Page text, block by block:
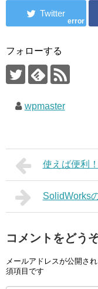
error
フォローする
wpmaster
使えば便利
SolidWorks
コメントをどう
メールアドレスが公開さ
須項目です